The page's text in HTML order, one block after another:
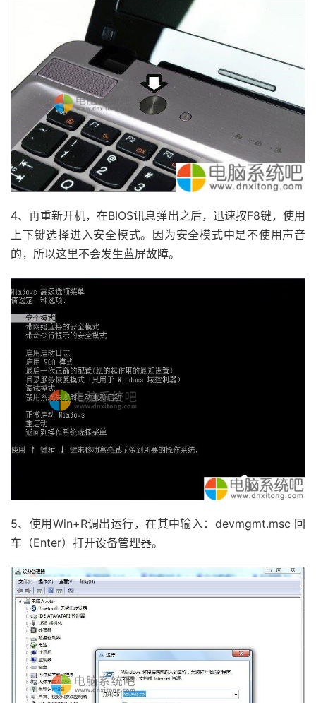
4、再重新开机，在BIOS讯息弹出之后，迅速按F8键，使用
上下键选择进入安全模式。因为安全模式中是不使用声音
的，所以这里不会发生蓝屏故障。
5、使用Win+R调出运行，在其中输入：devmgmt.msc 回
车（Enter）打开设备管理器。